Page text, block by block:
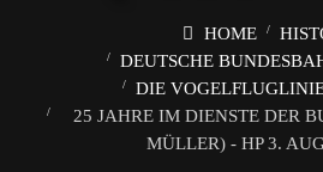
HOME
DEUTSCHE
DIE
25 JAHRE IM DIENSTE DER
MÜLLER) - HP 3.